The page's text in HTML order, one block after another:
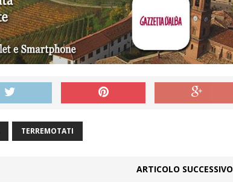
TERREMOTATI
ARTICOLO SUCCESSIVO